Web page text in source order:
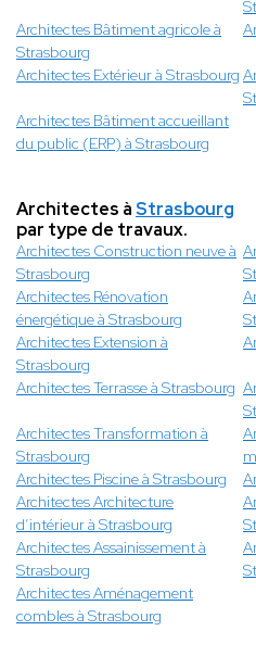
Architectes Bâtiment agricole à
Strasbourg
Architectes Extérieur à Strasbourg
Architectes Bâtiment accueillant
du public (ERP) à Strasbourg
Architectes àStrasbourg
par type de travaux.
Architectes Construction neuve à
Strasbourg
Architectes Rénovation
énergétique à Strasbourg
Architectes Extension à
Strasbourg
Architectes Terrasse à Strasbourg
Architectes Transformation à
Strasbourg
Architectes Piscine à Strasbourg
Architectes Architecture
d’intérieur à Strasbourg
Architectes Assainissement à
Strasbourg
Architectes Aménagement
combles à Strasbourg